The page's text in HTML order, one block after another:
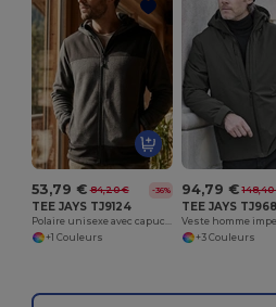
53,79 € 84,20 € -36%
TEE JAYS TJ9124
Polaire unisexe avec capuche
+1 Couleurs
94,79 € 148,40
TEE JAYS
Veste homme
+3 Couleurs